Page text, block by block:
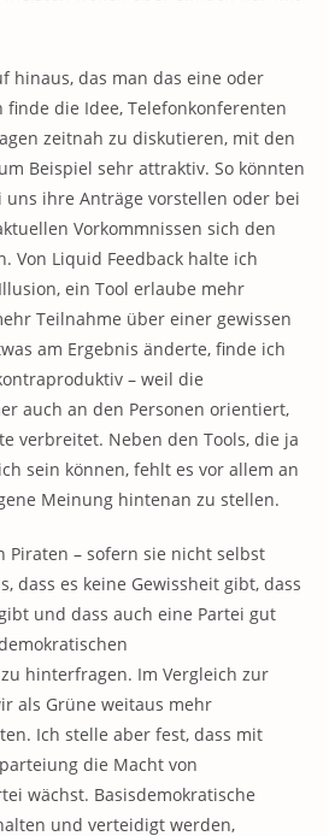
hinaus, das man das eine oder
finde die Idee, Telefonkonferenten
zeitnah zu diskutieren, mit den
Beispiel sehr attraktiv. So könnten
ihre Anträge vorstellen oder bei
Vorkommnissen sich den
Von Liquid Feedback halte ich
ein Tool erlaube mehr
Teilnahme über einer gewissen
am Ergebnis änderte, finde ich
– weil die
auch an den Personen orientiert,
verbreitet. Neben den Tools, die ja
sein können, fehlt es vor allem an
Meinung hintenan zu stellen.
Piraten – sofern sie nicht selbst
dass es keine Gewissheit gibt, dass
und dass auch eine Partei gut
hinterfragen. Im Vergleich zur
als Grüne weitaus mehr
Ich stelle aber fest, dass mit
die Macht von
wächst. Basisdemokratische
und verteidigt werden,